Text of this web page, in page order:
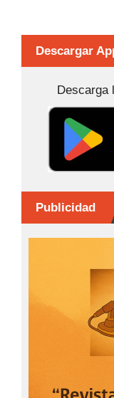
e
b
o
o
k
Descargar
Descarga
Publicidad